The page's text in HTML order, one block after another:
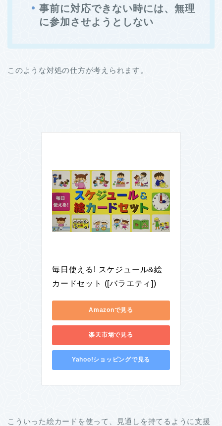
事前に対応できない時には、無理
に参加させようとしない
このような対処の仕方が考えられます。
毎日使える! スケジュール&絵
カードセット ([バラエティ])
Amazonで見る
楽天市場で見る
Yahoo!ショッピングで見る
こういった絵カードを使って、見通しを持てるように支援